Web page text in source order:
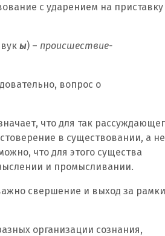
с ударением на приставку
ы) – происшествие-
вопрос о
что для так
в существовании, а не
что для этого существа
и промысливании.
свершение и выход за рамки
организации сознания,